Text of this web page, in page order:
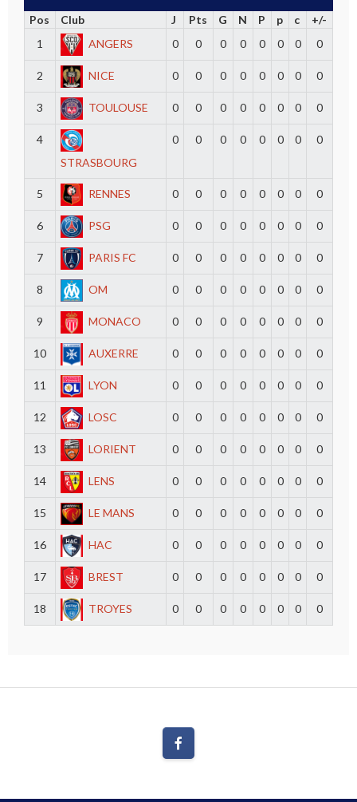
Pos Club J Pts G N P p c
+/-
1
ANGERS 0 0 0 0 0 0 0 0
2 NICE 0 0 0 0 0 0 0 0
3 TOULOUSE 0 0 0 0 0 0 0 0
4
STRASBOURG
0 0 0 0 0 0 0 0
5 RENNES 0 0 0 0 0 0 0 0
6 PSG 0 0 0 0 0 0 0 0
7 PARIS FC 0 0 0 0 0 0 0 0
8 OM 0 0 0 0 0 0 0 0
9 MONACO 0 0 0 0 0 0 0 0
10 AUXERRE 0 0 0 0 0 0 0 0
11 LYON 0 0 0 0 0 0 0 0
12 LOSC 0 0 0 0 0 0 0 0
13 LORIENT 0 0 0 0 0 0 0 0
14 LENS 0 0 0 0 0 0 0 0
15 LE MANS 0 0 0 0 0 0 0 0
16 HAC 0 0 0 0 0 0 0 0
17 BREST 0 0 0 0 0 0 0 0
18 TROYES 0 0 0 0 0 0 0 0